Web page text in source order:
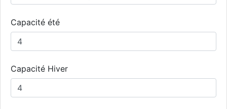
Capacité été
Capacité Hiver